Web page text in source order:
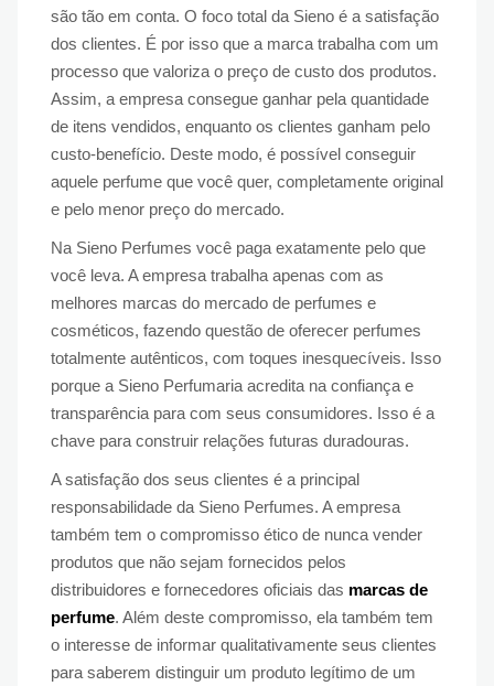
são tão em conta. O foco total da Sieno é a satisfação
dos clientes. É por isso que a marca trabalha com um
processo que valoriza o preço de custo dos produtos.
Assim, a empresa consegue ganhar pela quantidade
de itens vendidos, enquanto os clientes ganham pelo
custo-benefício. Deste modo, é possível conseguir
aquele perfume que você quer, completamente original
e pelo menor preço do mercado.
Na Sieno Perfumes você paga exatamente pelo que
você leva. A empresa trabalha apenas com as
melhores marcas do mercado de perfumes e
cosméticos, fazendo questão de oferecer perfumes
totalmente autênticos, com toques inesquecíveis. Isso
porque a Sieno Perfumaria acredita na confiança e
transparência para com seus consumidores. Isso é a
chave para construir relações futuras duradouras.
A satisfação dos seus clientes é a principal
responsabilidade da Sieno Perfumes. A empresa
também tem o compromisso ético de nunca vender
produtos que não sejam fornecidos pelos
distribuidores e fornecedores oficiais das marcas de
perfume. Além deste compromisso, ela também tem
o interesse de informar qualitativamente seus clientes
para saberem distinguir um produto legítimo de um